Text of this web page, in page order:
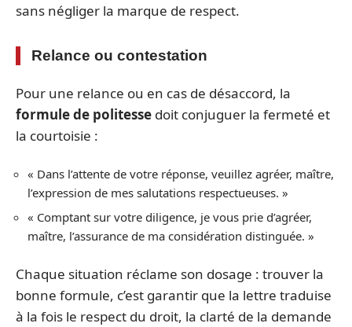
sans négliger la marque de respect.
Relance ou contestation
Pour une relance ou en cas de désaccord, la
formule de politesse doit conjuguer la fermeté et
la courtoisie :
« Dans l’attente de votre réponse, veuillez agréer, maître,
l’expression de mes salutations respectueuses. »
« Comptant sur votre diligence, je vous prie d’agréer,
maître, l’assurance de ma considération distinguée. »
Chaque situation réclame son dosage : trouver la
bonne formule, c’est garantir que la lettre traduise
à la fois le respect du droit, la clarté de la demande